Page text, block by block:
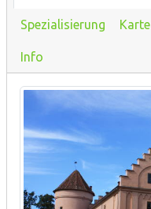
Spezialisierung Karte
Info